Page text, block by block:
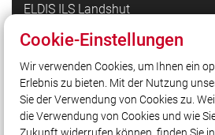
ELDIS ILS Landshut
DIVERA
FLORI
THLProtect.de
Cookie-Einstellungen
Wir verwenden Cookies, um Ihnen ein
Erlebnis zu bieten. Mit der Nutzung
Sie der Verwendung von Cookies zu.
die Verwendung von Cookies und wie